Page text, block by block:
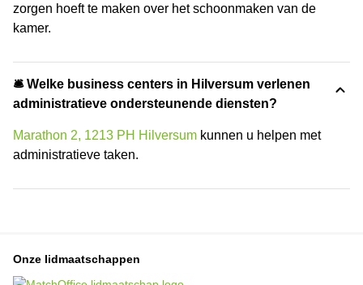
zorgen hoeft te maken over het schoonmaken van de
kamer.
🛎 Welke business centers in Hilversum verlenen
administratieve ondersteunende diensten?
Marathon 2, 1213 PH Hilversum kunnen u helpen met
administratieve taken.
Onze lidmaatschappen